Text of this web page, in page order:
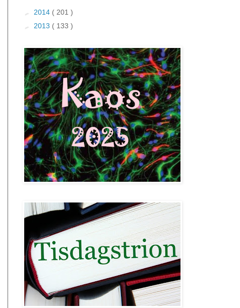
► 2014 ( 201 )
► 2013 ( 133 )